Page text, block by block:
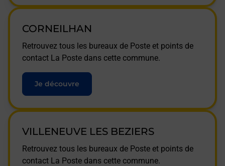
CORNEILHAN
Retrouvez tous les bureaux de Poste et points de
contact La Poste dans cette commune.
Je découvre
VILLENEUVE LES BEZIERS
Retrouvez tous les bureaux de Poste et points de
contact La Poste dans cette commune.